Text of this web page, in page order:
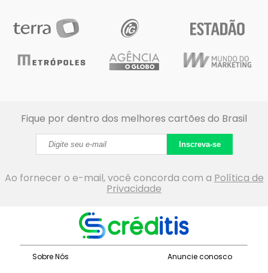
Fique por dentro dos melhores cartões do Brasil
Inscreva-se
Ao fornecer o e-mail, você concorda com a Política de
Privacidade
Sobre Nós Anuncie conosco